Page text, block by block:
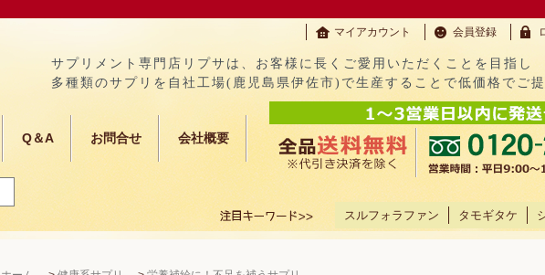
マイアカウント 会員登録
サプリメント専門店リプサは、お客様に長くご愛用いただくことを目指し
多種類のサプリを自社工場(鹿児島県伊佐市)で生産することで低価格でご
Q＆A お問合せ 会社概要
スルフォラファン タモギタケ